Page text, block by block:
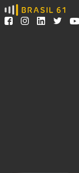
Ver todas as notícias
Podcasts